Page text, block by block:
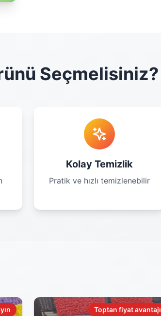
Seçmelisiniz?
Kolay Temizlik
Pratik ve hızlı temizlenebilir
Toptan fiyat avantajı